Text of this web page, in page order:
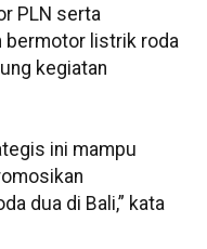
PLN serta
bermotor listrik roda
kegiatan
ini mampu
dua di Bali,” kata